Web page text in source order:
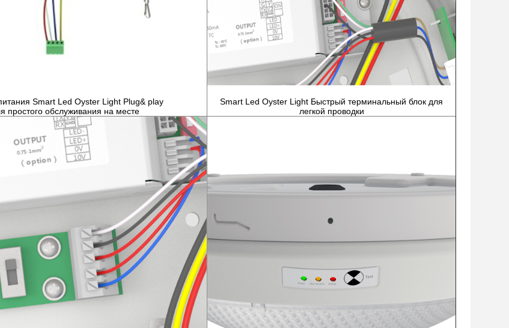
Smart Led Oyster Light Plug& play
простого обслуживания на месте
Smart Led Oyster Light Быстрый терминальный блок для
легкой проводки